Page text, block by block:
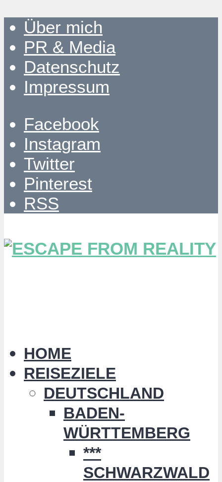
Über mich
PR & Media
Datenschutz
Impressum
Facebook
Instagram
Twitter
Pinterest
RSS
HOME
REISEZIELE
DEUTSCHLAND
BADEN-
WÜRTTEMBERG
***
SCHWARZWALD